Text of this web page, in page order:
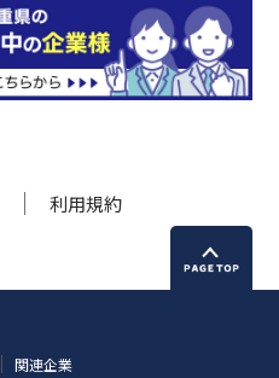
利用規約
関連企業